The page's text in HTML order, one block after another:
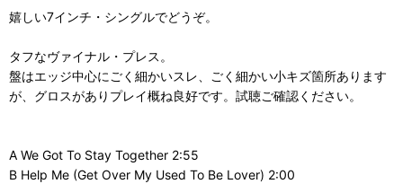
嬉しい7インチ・シングルでどうぞ。
タフなヴァイナル・プレス。
盤はエッジ中心にごく細かいスレ、ごく細かい小キズ箇所あります
が、グロスがありプレイ概ね良好です。試聴ご確認ください。
A We Got To Stay Together 2:55
B Help Me (Get Over My Used To Be Lover) 2:00